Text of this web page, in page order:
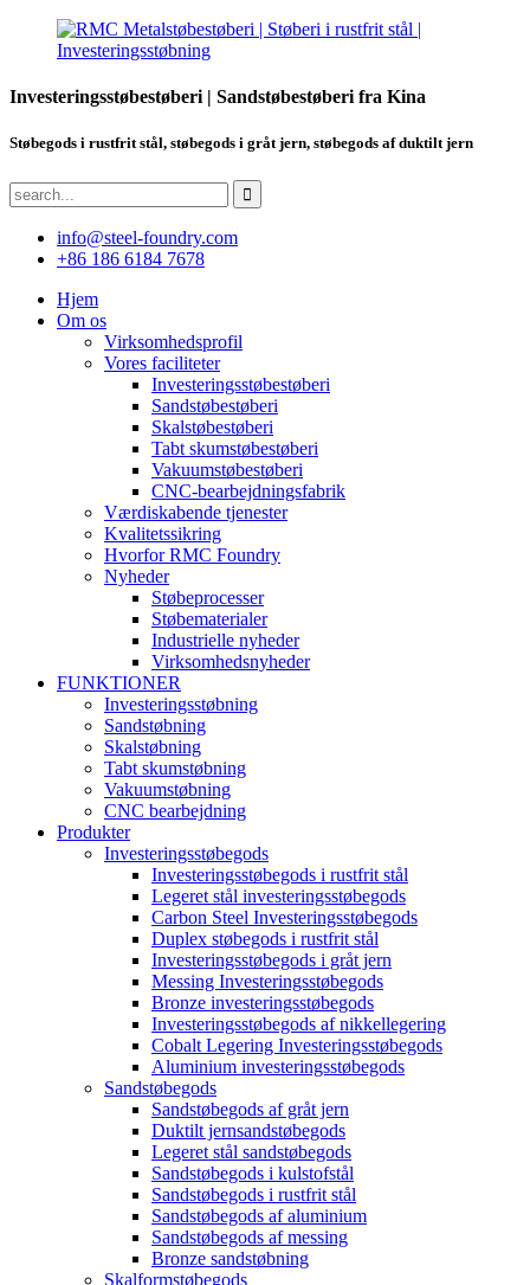
Investeringsstøbestøberi | Sandstøbestøberi fra Kina
Støbegods i rustfrit stål, støbegods i gråt jern, støbegods af duktilt jern
info@steel-foundry.com
+86 186 6184 7678
Hjem
Om os
Virksomhedsprofil
Vores faciliteter
Investeringsstøbestøberi
Sandstøbestøberi
Skalstøbestøberi
Tabt skumstøbestøberi
Vakuumstøbestøberi
CNC-bearbejdningsfabrik
Værdiskabende tjenester
Kvalitetssikring
Hvorfor RMC Foundry
Nyheder
Støbeprocesser
Støbematerialer
Industrielle nyheder
Virksomhedsnyheder
FUNKTIONER
Investeringsstøbning
Sandstøbning
Skalstøbning
Tabt skumstøbning
Vakuumstøbning
CNC bearbejdning
Produkter
Investeringsstøbegods
Investeringsstøbegods i rustfrit stål
Legeret stål investeringsstøbegods
Carbon Steel Investeringsstøbegods
Duplex støbegods i rustfrit stål
Investeringsstøbegods i gråt jern
Messing Investeringsstøbegods
Bronze investeringsstøbegods
Investeringsstøbegods af nikkellegering
Cobalt Legering Investeringsstøbegods
Aluminium investeringsstøbegods
Sandstøbegods
Sandstøbegods af gråt jern
Duktilt jernsandstøbegods
Legeret stål sandstøbegods
Sandstøbegods i kulstofstål
Sandstøbegods i rustfrit stål
Sandstøbegods af aluminium
Sandstøbegods af messing
Bronze sandstøbning
Skalformstøbegods